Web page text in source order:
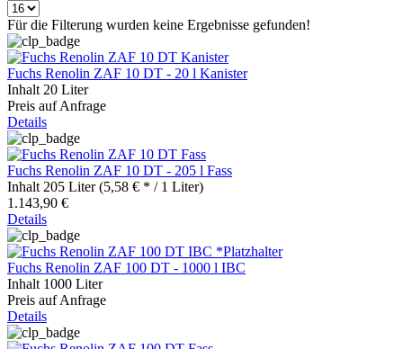
Für die Filterung wurden keine Ergebnisse gefunden!
Fuchs Renolin ZAF 10 DT - 20 l Kanister
Inhalt 20 Liter
Preis auf Anfrage
Details
Fuchs Renolin ZAF 10 DT - 205 l Fass
Inhalt 205 Liter(5,58 € * / 1 Liter)
1.143,90 €
Details
Fuchs Renolin ZAF 100 DT - 1000 l IBC
Inhalt 1000 Liter
Preis auf Anfrage
Details